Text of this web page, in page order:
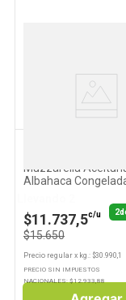
Ver
Producto
Muzzarella
Albahaca
$11.737,5c/u
$15.650
Precio regular x kg. : $30.990,1
PRECIO SIN IMPUESTOS
NACIONALES: $12.933,88